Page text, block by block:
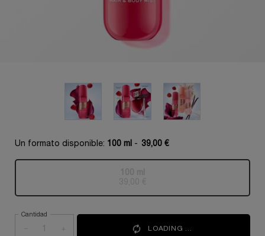
Un formato disponible: 100 ml - 39,00 €
Cantidad
+ LOADING ...